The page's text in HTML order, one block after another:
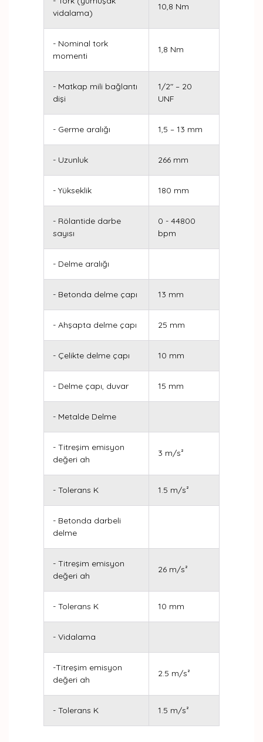
vidalama)
10,8 Nm
- Nominal tork
momenti
1,8 Nm
- Matkap mili bağlantı
dişi
1/2" – 20
UNF
- Germe aralığı 1,5 – 13 mm
- Uzunluk 266 mm
- Yükseklik 180 mm
- Rölantide darbe
sayısı
0 - 44800
bpm
- Delme aralığı
- Betonda delme çapı 13 mm
- Ahşapta delme çapı 25 mm
- Çelikte delme çapı 10 mm
- Delme çapı, duvar 15 mm
- Metalde Delme
- Titreşim emisyon
değeri ah
3 m/s²
- Tolerans K 1.5 m/s²
- Betonda darbeli
delme
- Titreşim emisyon
değeri ah
26 m/s²
- Tolerans K 10 mm
- Vidalama
-Titreşim emisyon
değeri ah
2.5 m/s²
- Tolerans K 1.5 m/s²